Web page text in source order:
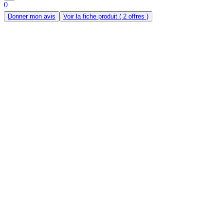
0
Donner mon avis Voir la fiche produit ( 2 offres )